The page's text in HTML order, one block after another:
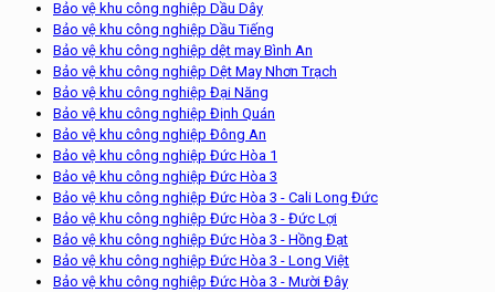
Bảo vệ khu công nghiệp Dầu Dây
Bảo vệ khu công nghiệp Dầu Tiếng
Bảo vệ khu công nghiệp dệt may Bình An
Bảo vệ khu công nghiệp Dệt May Nhơn Trạch
Bảo vệ khu công nghiệp Đại Năng
Bảo vệ khu công nghiệp Định Quán
Bảo vệ khu công nghiệp Đông An
Bảo vệ khu công nghiệp Đức Hòa 1
Bảo vệ khu công nghiệp Đức Hòa 3
Bảo vệ khu công nghiệp Đức Hòa 3 - Cali Long Đức
Bảo vệ khu công nghiệp Đức Hòa 3 - Đức Lợi
Bảo vệ khu công nghiệp Đức Hòa 3 - Hồng Đạt
Bảo vệ khu công nghiệp Đức Hòa 3 - Long Việt
Bảo vệ khu công nghiệp Đức Hòa 3 - Mười Đây